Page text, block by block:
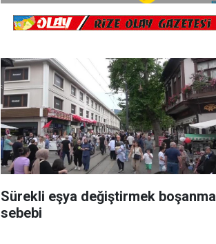
Sürekli eşya değiştirmek boşanma
sebebi